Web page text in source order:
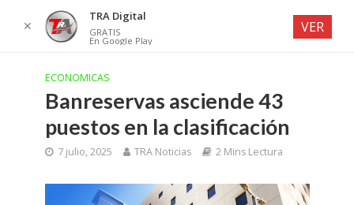
ECONOMICAS
Banreservas asciende 43
puestos en la clasificación
7 julio, 2025 TRA Noticias 2 Mins Lectura
✕
TRA Digital
GRATIS
En Google Play
VER